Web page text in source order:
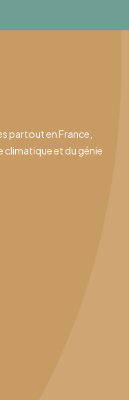
partout en France,
climatique et du génie